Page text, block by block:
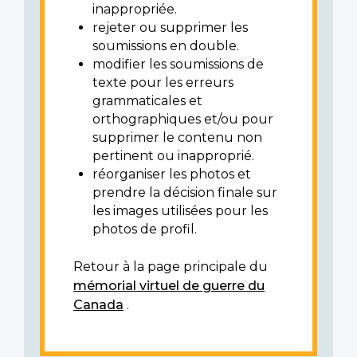
inappropriée.
rejeter ou supprimer les
soumissions en double.
modifier les soumissions de
texte pour les erreurs
grammaticales et
orthographiques et/ou pour
supprimer le contenu non
pertinent ou inapproprié.
réorganiser les photos et
prendre la décision finale sur
les images utilisées pour les
photos de profil.
Retour à la page principale du
mémorial virtuel de guerre du
Canada .